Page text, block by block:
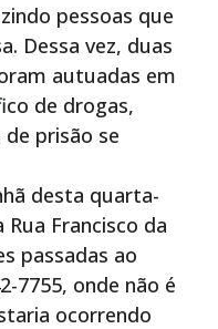
pessoas que
Dessa vez, duas
autuadas em
de drogas,
prisão se
desta quarta-
Francisco da
passadas ao
7755, onde não é
ocorrendo